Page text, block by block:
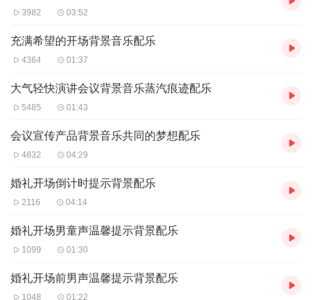
3982 03:52
充满希望的开场背景音乐配乐
4364 01:37
大气轻快演讲会议背景音乐蒸汽痕迹配乐
5485 01:43
会议宣传产品背景音乐共同的梦想配乐
4832 04:29
婚礼开场倒计时提示背景配乐
2116 04:14
婚礼开场男童声温馨提示背景配乐
1099 01:30
婚礼开场前男声温馨提示背景配乐
1048 01:22